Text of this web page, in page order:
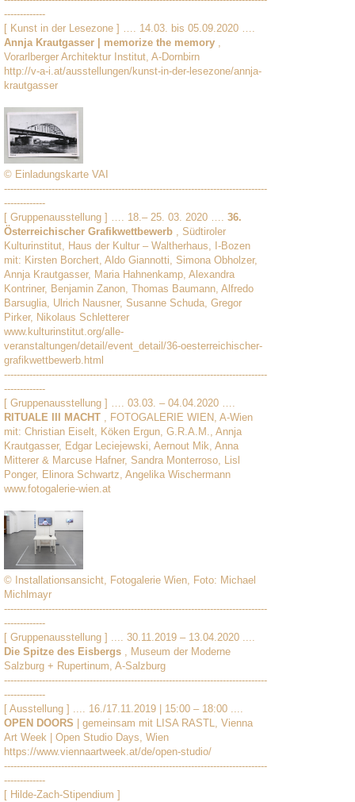
-------------
[ Kunst in der Lesezone ] …. 14.03. bis 05.09.2020 ….
Annja Krautgasser | memorize the memory ,
Vorarlberger Architektur Institut, A-Dornbirn
http://v-a-i.at/ausstellungen/kunst-in-der-lesezone/annja-
krautgasser
© Einladungskarte VAI
-----------------------------------------------------------------------------------
-------------
[ Gruppenausstellung ] …. 18.– 25. 03. 2020 …. 36.
Österreichischer Grafikwettbewerb , Südtiroler
Kulturinstitut, Haus der Kultur – Waltherhaus, I-Bozen
mit: Kirsten Borchert, Aldo Giannotti, Simona Obholzer,
Annja Krautgasser, Maria Hahnenkamp, Alexandra
Kontriner, Benjamin Zanon, Thomas Baumann, Alfredo
Barsuglia, Ulrich Nausner, Susanne Schuda, Gregor
Pirker, Nikolaus Schletterer
www.kulturinstitut.org/alle-
veranstaltungen/detail/event_detail/36-oesterreichischer-
grafikwettbewerb.html
-----------------------------------------------------------------------------------
-------------
[ Gruppenausstellung ] …. 03.03. – 04.04.2020 ….
RITUALE III MACHT , FOTOGALERIE WIEN, A-Wien
mit: Christian Eiselt, Köken Ergun, G.R.A.M., Annja
Krautgasser, Edgar Leciejewski, Aernout Mik, Anna
Mitterer & Marcuse Hafner, Sandra Monterroso, Lisl
Ponger, Elinora Schwartz, Angelika Wischermann
www.fotogalerie-wien.at
© Installationsansicht, Fotogalerie Wien, Foto: Michael
Michlmayr
-----------------------------------------------------------------------------------
-------------
[ Gruppenausstellung ] .... 30.11.2019 – 13.04.2020 ....
Die Spitze des Eisbergs , Museum der Moderne
Salzburg + Rupertinum, A-Salzburg
-----------------------------------------------------------------------------------
-------------
[ Ausstellung ] .... 16./17.11.2019 | 15:00 – 18:00 ....
OPEN DOORS | gemeinsam mit LISA RASTL, Vienna
Art Week | Open Studio Days, Wien
https://www.viennaartweek.at/de/open-studio/
-----------------------------------------------------------------------------------
-------------
[ Hilde-Zach-Stipendium ]